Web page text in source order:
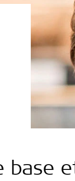
base